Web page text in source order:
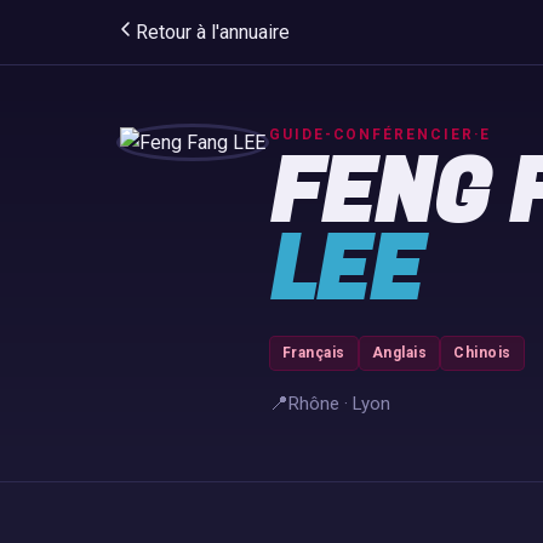
Retour à l'annuaire
GUIDE-CONFÉRENCIER·E
FENG
LEE
Français Anglais Chinois
📍Rhône · Lyon